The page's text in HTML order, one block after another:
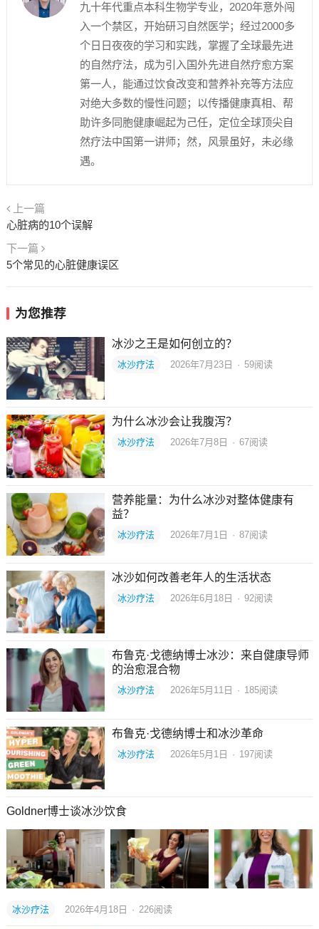
九十年代重点本科生物学专业，2020年意外闯
入一个禁区，开始研习自然医学；经过2000多
个日日夜夜的学习和实践，掌握了全球最先进
的自然疗法，成为引入国外先进自然疗愈方案
第一人，能通过饮食改变和营养补充等方法应
对绝大多数的慢性问题；以传播健康真相、帮
助许多同胞健康崛起为己任，定位全球顶尖自
然疗法中国第一讲师；然，风景虽好，未必缘
遇。
上一篇
心脏病的10个误解
下一篇
5个常见的心脏健康误区
为您推荐
冰沙之王是如何创立的？
冰沙疗法 2026年7月23日 · 59阅读
为什么冰沙会让我腹泻？
冰沙疗法 2026年7月8日 · 67阅读
营养能量：为什么冰沙对整体健康有
益？
冰沙疗法 2026年7月1日 · 87阅读
冰沙如何改善老年人的生活状态
冰沙疗法 2026年6月18日 · 92阅读
布鲁克·戈德纳博士冰沙：来自健康导师
的治愈混合物
冰沙疗法 2026年5月11日 · 185阅读
布鲁克·戈德纳博士和冰沙革命
冰沙疗法 2026年5月1日 · 197阅读
Goldner博士谈冰沙饮食
冰沙疗法 2026年4月18日 · 226阅读